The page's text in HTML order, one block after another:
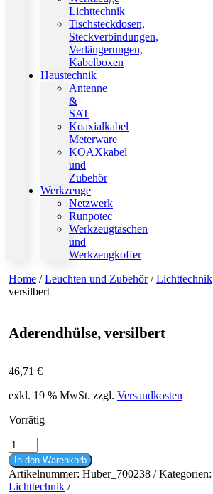
Lichttechnik
Tischsteckdosen,
Steckverbindungen,
Verlängerungen,
Kabelboxen
Haustechnik
Antenne
&
SAT
Koaxialkabel
Meterware
KOAXkabel
und
Zubehör
Werkzeuge
Netzwerk
Runpotec
Werkzeugtaschen
und
Werkzeugkoffer
Home /Leuchten und Zubehör/Lichttechnik
versilbert
Aderendhülse, versilbert
46,71 €
exkl. 19 % MwSt. zzgl. Versandkosten
Vorrätig
Aderendhülse,
versilbert
Menge
In den Warenkorb
Artikelnummer: Huber_700238 Kategorien:
Lichttechnik